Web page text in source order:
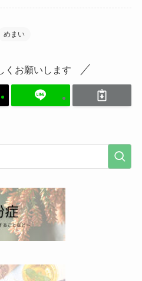
めまい
くお願いします